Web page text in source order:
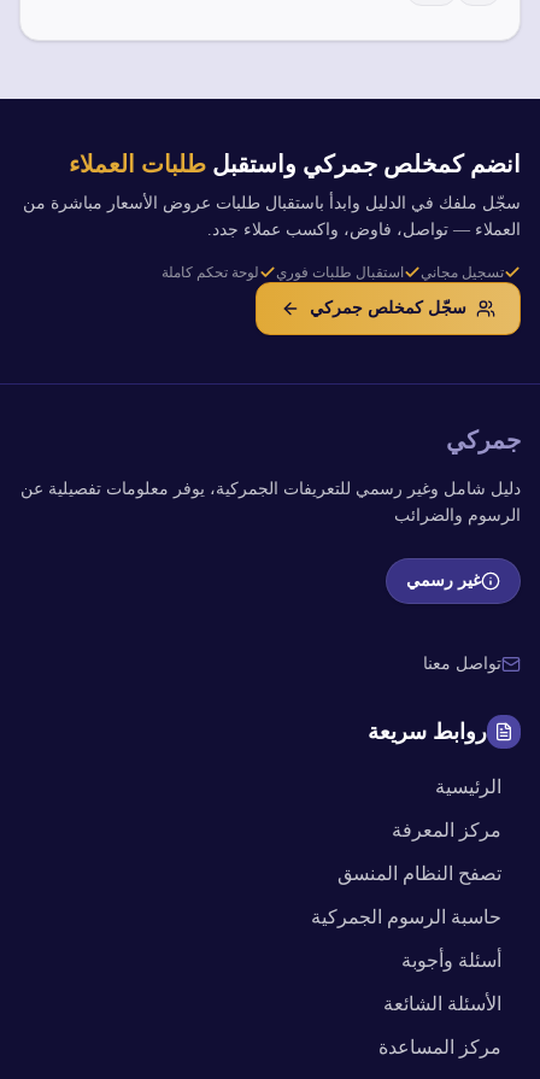
انضم كمخلص جمركي واستقبل طلبات العملاء
سجّل ملفك في الدليل وابدأ باستقبال طلبات عروض الأسعار مباشرة من
العملاء — تواصل، فاوض، واكسب عملاء جدد.
تسجيل مجاني استقبال طلبات فوري لوحة تحكم كاملة
سجّل كمخلص جمركي
جمركي
دليل شامل وغير رسمي للتعريفات الجمركية، يوفر معلومات تفصيلية عن
الرسوم والضرائب
غير رسمي
تواصل معنا
روابط سريعة
الرئيسية
مركز المعرفة
تصفح النظام المنسق
حاسبة الرسوم الجمركية
أسئلة وأجوبة
الأسئلة الشائعة
مركز المساعدة